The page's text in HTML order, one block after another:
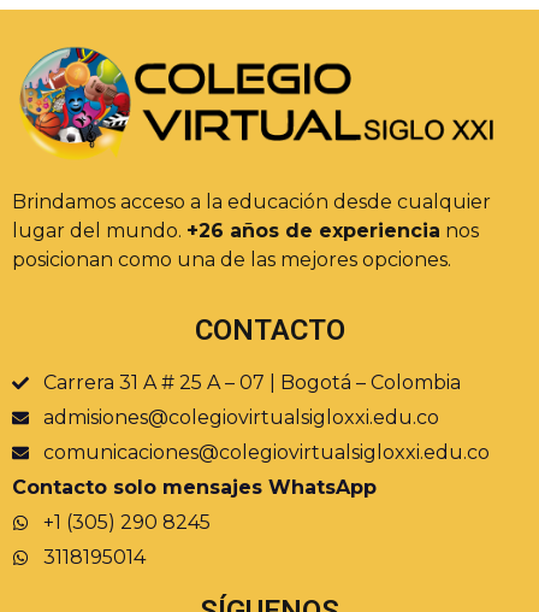
Brindamos acceso a la educación desde cualquier
lugar del mundo. +26 años de experiencia nos
posicionan como una de las mejores opciones.
CONTACTO
Carrera 31 A # 25 A – 07 | Bogotá – Colombia
admisiones@colegiovirtualsigloxxi.edu.co
comunicaciones@colegiovirtualsigloxxi.edu.co
Contacto solo mensajes WhatsApp
+1 (305) 290 8245
3118195014